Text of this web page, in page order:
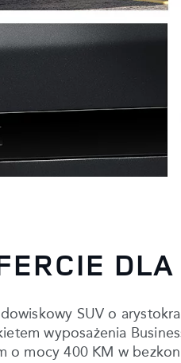
SUV o
wyposażenia
o mocy 400 KM w